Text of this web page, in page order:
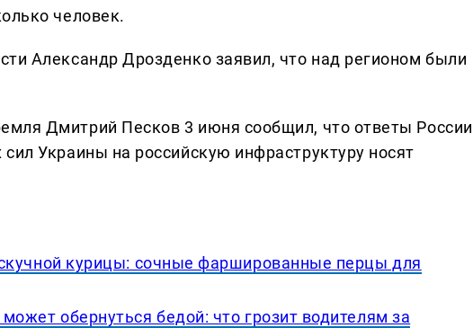
человек.
Александр Дрозденко заявил, что над регионом были
Дмитрий Песков 3 июня сообщил, что ответы России
Украины на российскую инфраструктуру носят
курицы: сочные фаршированные перцы для
обернуться бедой: что грозит водителям за